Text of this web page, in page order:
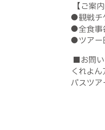
【ご案内
●観戦チ
●全食事
●ツア
■お問
くれよ
バスツ